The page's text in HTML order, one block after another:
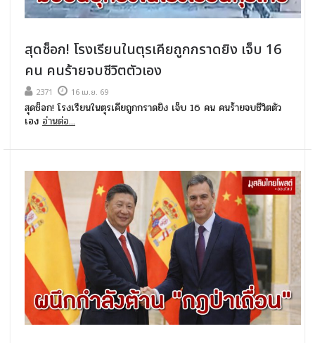
สุดช็อก! โรงเรียนในตุรเคียถูกกราดยิง เจ็บ 16
คน คนร้ายจบชีวิตตัวเอง
2371 16 เม.ย. 69
สุดช็อก! โรงเรียนในตุรเคียถูกกราดยิง เจ็บ 16 คน คนร้ายจบชีวิตตัว
เอง อ่านต่อ...